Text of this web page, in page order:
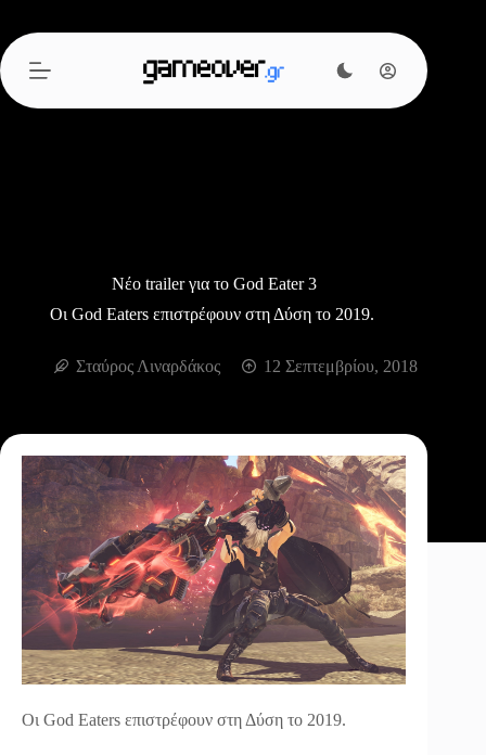
περιεχόμενο
Νέο trailer για το God Eater 3
Οι God Eaters επιστρέφουν στη Δύση το 2019.
Σταύρος Λιναρδάκος 12 Σεπτεμβρίου, 2018
Οι God Eaters επιστρέφουν στη Δύση το 2019.